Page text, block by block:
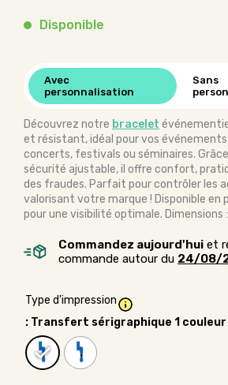
Disponible
Avec
personnalisation
Sans
Découvrez notre bracelet
et résistant, idéal pour vos événements
concerts, festivals ou séminaires.
sécurité ajustable, il offre confort,
des fraudes. Parfait pour contrôler les
valorisant votre marque ! Disponible en
pour une visibilité optimale. Dimensions
Commandez aujourd'hui et
commande autour du 24/08/
Type d'impression
: Transfert sérigraphique 1 couleur